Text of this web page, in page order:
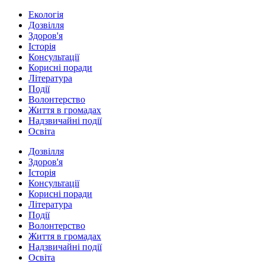
Екологія
Дозвілля
Здоров'я
Історія
Консультації
Корисні поради
Література
Події
Волонтерство
Життя в громадах
Надзвичайні події
Освіта
Дозвілля
Здоров'я
Історія
Консультації
Корисні поради
Література
Події
Волонтерство
Життя в громадах
Надзвичайні події
Освіта